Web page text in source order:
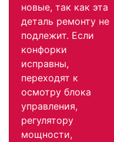
новые, так как эта
деталь ремонту не
подлежит. Если
конфорки
исправны,
переходят к
осмотру блока
управления,
регулятору
мощности,